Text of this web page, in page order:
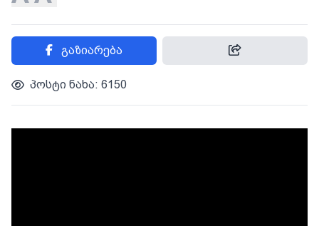
გაზიარება
პოსტი ნახა: 6150